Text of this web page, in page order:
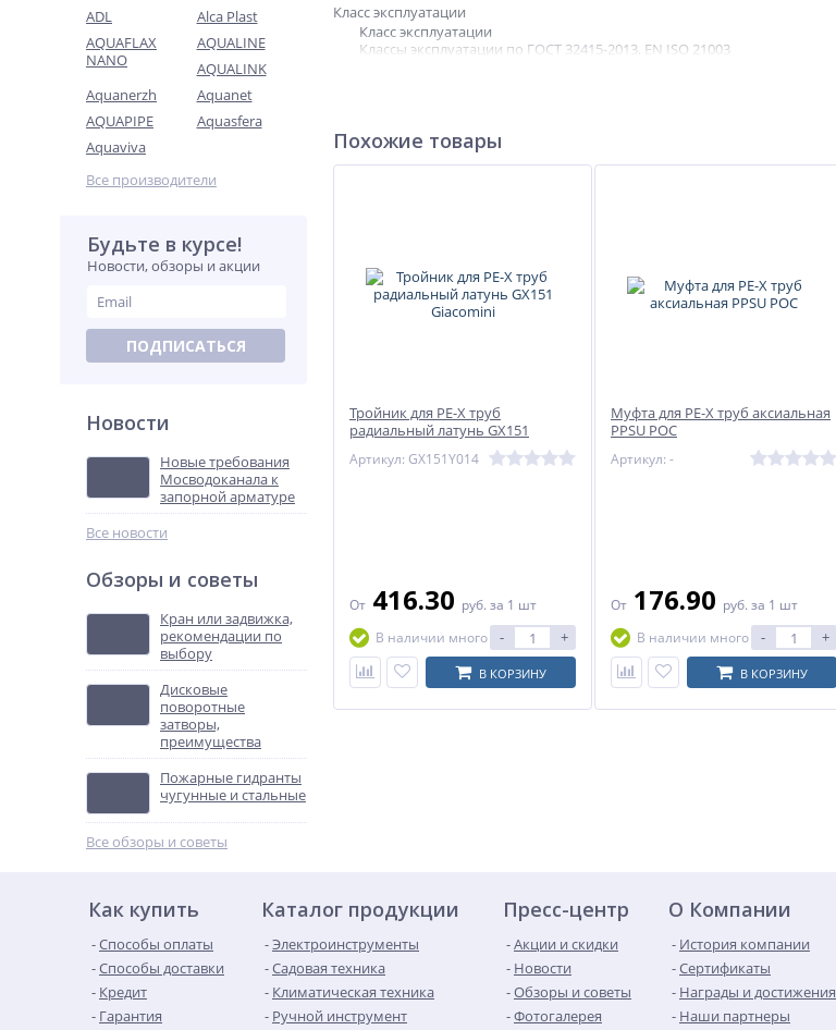
ADL
Alca Plast
AQUAFLAX
NANO
AQUALINE
AQUALINK
Aquanerzh
Aquanet
AQUAPIPE
Aquasfera
Aquaviva
Все производители
Будьте в курсе!
Новости, обзоры и акции
ПОДПИСАТЬСЯ
Новости
Новые требования
Мосводоканала к
запорной арматуре
Все новости
Обзоры и советы
Кран или задвижка,
рекомендации по
выбору
Дисковые
поворотные
затворы,
преимущества
Пожарные гидранты
чугунные и стальные
Все обзоры и советы
Класс эксплуатации
Класс эксплуатации
Классы эксплуатации по ГОСТ 32415-2013, EN ISO 21003
Похожие товары
Тройник для PE-X труб
радиальный латунь GX151
Артикул: GX151Y014
От 416.30 руб. за 1 шт
В наличии много
- +
В КОРЗИНУ
Муфта для PE-X труб аксиальная
PPSU РОС
Артикул: -
От 176.90 руб. за 1 шт
В наличии много
- +
В КОРЗИНУ
Как купить
Способы оплаты
Способы доставки
Кредит
Гарантия
Каталог продукции
Электроинструменты
Садовая техника
Климатическая техника
Ручной инструмент
Пресс-центр
Акции и скидки
Новости
Обзоры и советы
Фотогалерея
О Компании
История компании
Сертификаты
Награды и достижения
Наши партнеры